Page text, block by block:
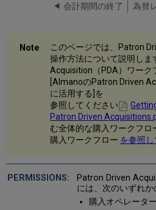
会計期間の終了 為替
このページでは、Patron
操作方法について説明しま
Acquisition（PDA）ワーク
[AlmanoのPatron Driven
に活用する]を
参照してください
Patron Driven
む全体的な購入ワークフロ
購入ワークフロー を参照し
Patron Driven
には、次のいずれか
購入オペレーター